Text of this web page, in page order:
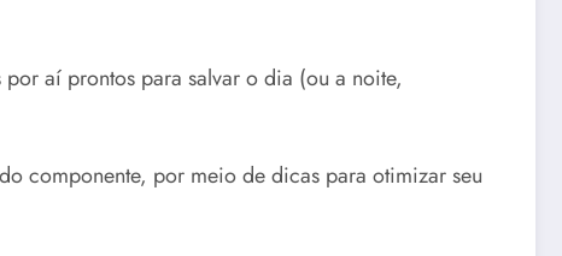
aí prontos para salvar o dia (ou a noite,
componente, por meio de dicas para otimizar seu